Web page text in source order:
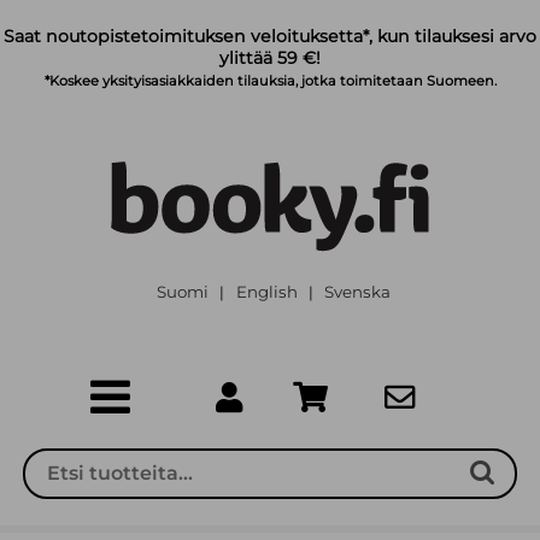
Saat noutopistetoimituksen veloituksetta*, kun tilauksesi arvo
ylittää 59 €!
*Koskee yksityisasiakkaiden tilauksia, jotka toimitetaan Suomeen.
Suomi | English | Svenska